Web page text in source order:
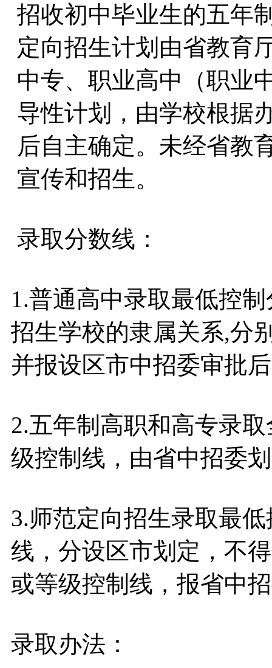
招收初中毕业生的五年
定向招生计划由省教育
中专、职业高中（职业
导性计划，由学校根据
后自主确定。未经省教
宣传和招生。
录取分数线：
1.普通高中录取最低控
招生学校的隶属关系,分
并报设区市中招委审批
2.五年制高职和高专录
级控制线，由省中招委
3.师范定向招生录取最
线，分设区市划定，不
或等级控制线，报省中
录取办法：